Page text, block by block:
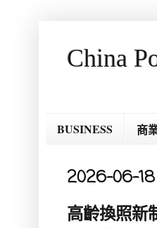
China
BUSINESS 商
2026-06-18
高齡換照新